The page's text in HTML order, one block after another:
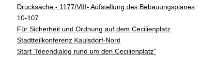
Drucksache - 1177/VIII- Aufstellung des Bebauungsplanes
10-107
Für Sicherheit und Ordnung auf dem Cecilienplatz
Stadtteilkonferenz Kaulsdorf-Nord
Start "Ideendialog rund um den Cecilienplatz"